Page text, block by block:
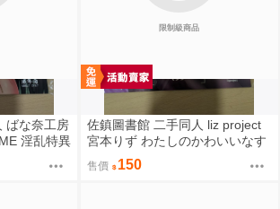
ばな奈工房
淫乱特異
FGO
限制級商品
佐鎮圖書館 二手同人 liz project
宮本りず わたしのかわいいなす
びちゃん Fate FGO
售價 150